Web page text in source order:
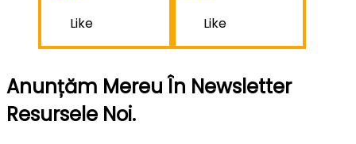
Like
Like
Anunțăm Mereu În Newsletter
Resursele Noi.